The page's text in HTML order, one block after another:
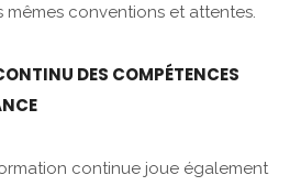
mêmes conventions et attentes.
DES COMPÉTENCES
continue joue également